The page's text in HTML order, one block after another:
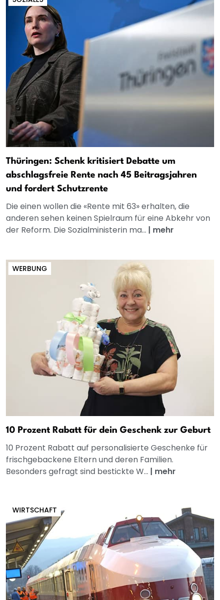
Thüringen: Schenk kritisiert Debatte um
abschlagsfreie Rente nach 45 Beitragsjahren
und fordert Schutzrente
Die einen wollen die «Rente mit 63» erhalten, die
anderen sehen keinen Spielraum für eine Abkehr von
der Reform. Die Sozialministerin ma... | mehr
WERBUNG
10 Prozent Rabatt für dein Geschenk zur Geburt
10 Prozent Rabatt auf personalisierte Geschenke für
frischgebackene Eltern und deren Familien.
Besonders gefragt sind bestickte W... | mehr
WIRTSCHAFT